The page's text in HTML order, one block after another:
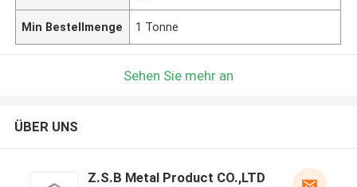
Min Bestellmenge 1 Tonne
Sehen Sie mehr an
ÜBER UNS
Z.S.B Metal Product CO.,LTD